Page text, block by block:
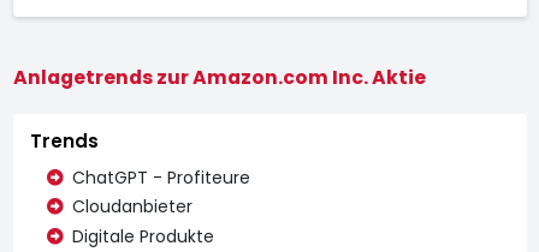
Anlagetrends zur Amazon.com Inc. Aktie
Trends
ChatGPT - Profiteure
Cloudanbieter
Digitale Produkte